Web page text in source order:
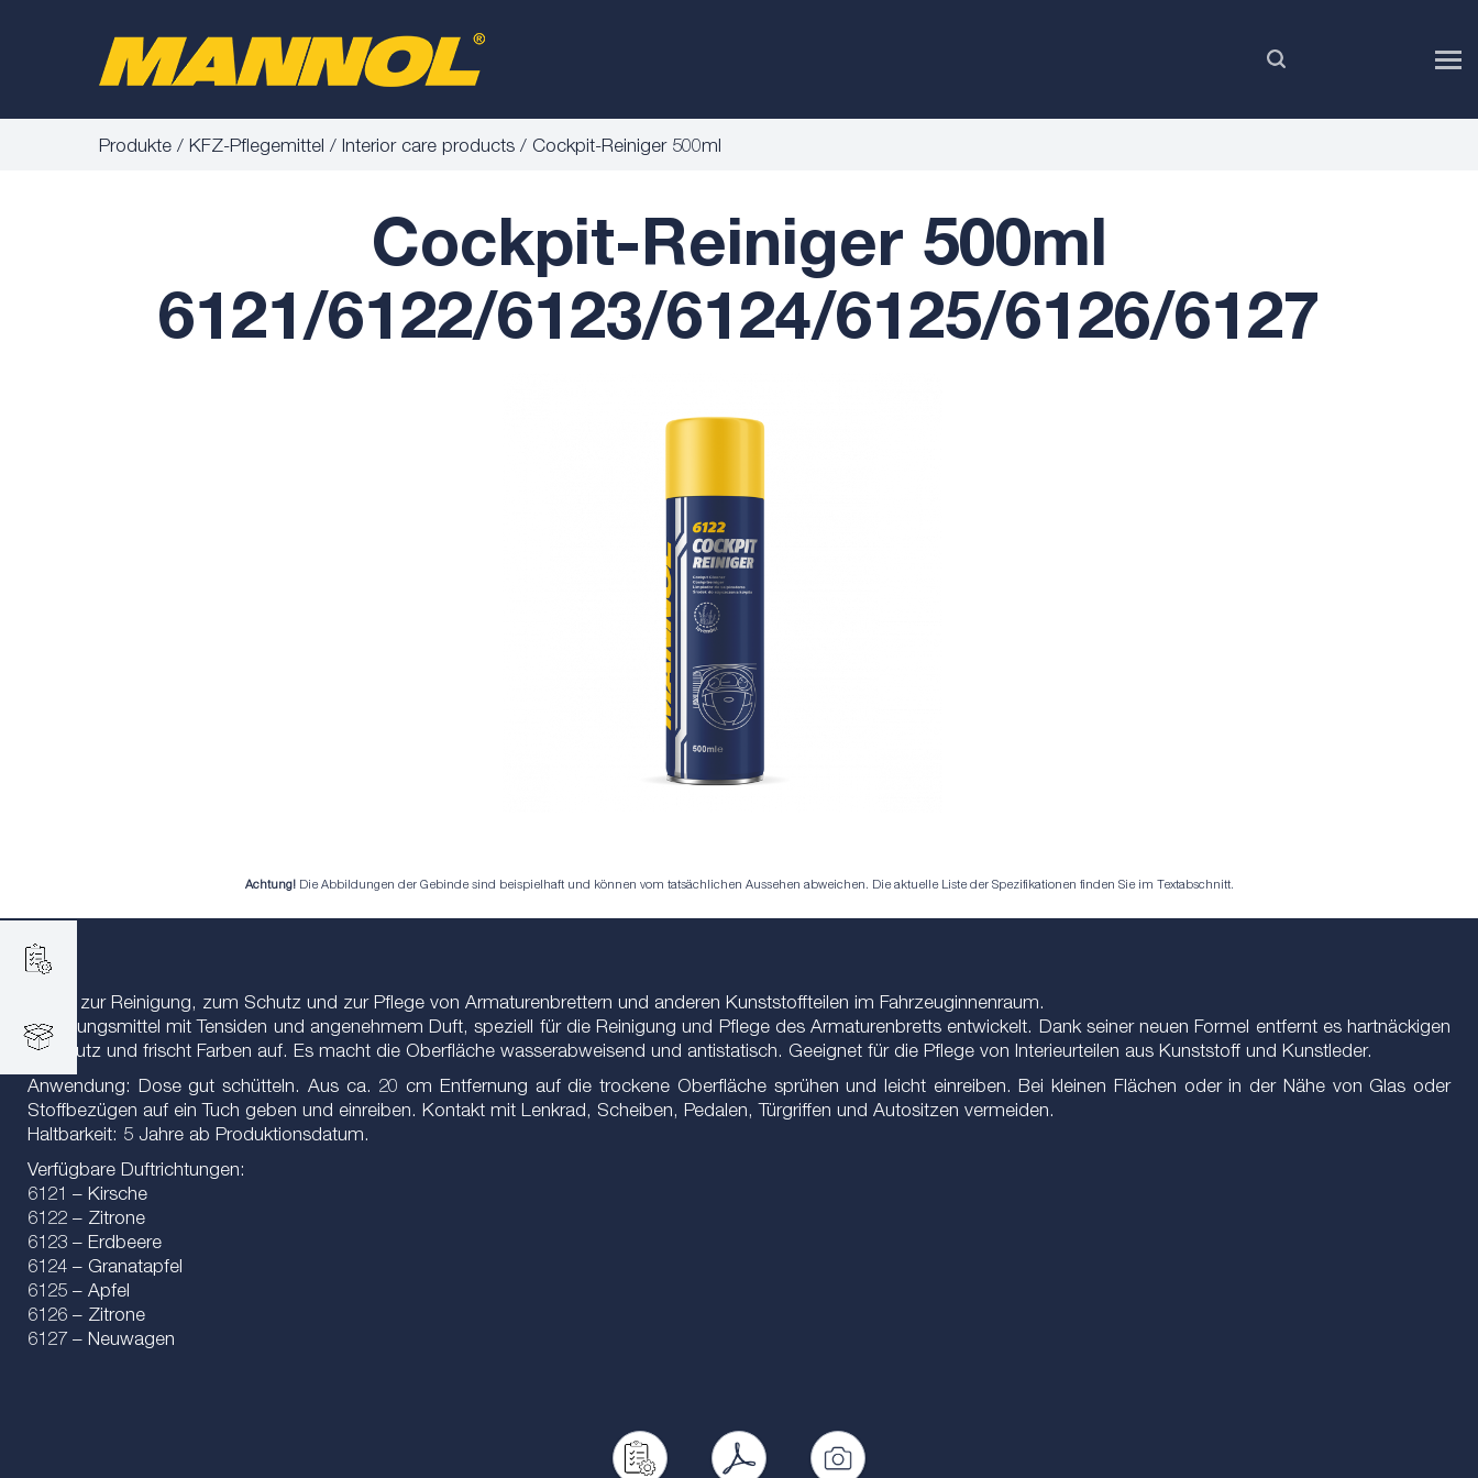
Produkte KFZ-Pflegemittel Interior care products Cockpit-Reiniger 500ml
Cockpit-Reiniger 500ml
6121/6122/6123/6124/6125/6126/6127
Achtung! Die Abbildungen der Gebinde sind beispielhaft und können vom tatsächlichen Aussehen abweichen. Die aktuelle Liste der Spezifikationen finden Sie im Textabschnitt.
Spray zur Reinigung, zum Schutz und zur Pflege von Armaturenbrettern und anderen Kunststoffteilen im Fahrzeuginnenraum.
Reinigungsmittel mit Tensiden und angenehmem Duft, speziell für die Reinigung und Pflege des Armaturenbretts entwickelt. Dank seiner neuen Formel entfernt es hartnäckigen
Schmutz und frischt Farben auf. Es macht die Oberfläche wasserabweisend und antistatisch. Geeignet für die Pflege von Interieurteilen aus Kunststoff und Kunstleder.
Anwendung: Dose gut schütteln. Aus ca. 20 cm Entfernung auf die trockene Oberfläche sprühen und leicht einreiben. Bei kleinen Flächen oder in der Nähe von Glas oder
Stoffbezügen auf ein Tuch geben und einreiben. Kontakt mit Lenkrad, Scheiben, Pedalen, Türgriffen und Autositzen vermeiden.
Haltbarkeit: 5 Jahre ab Produktionsdatum.
Verfügbare Duftrichtungen:
6121 – Kirsche
6122 – Zitrone
6123 – Erdbeere
6124 – Granatapfel
6125 – Apfel
6126 – Zitrone
6127 – Neuwagen